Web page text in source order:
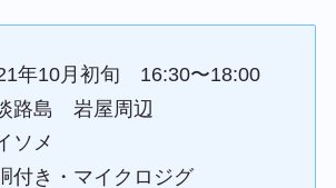
年10月初旬 16:30〜18:00
路島 岩屋周辺
ソメ
付き・マイクロジグ